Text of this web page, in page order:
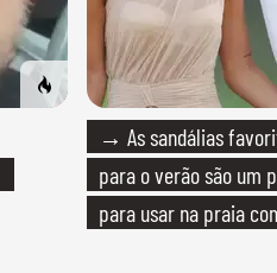
→ As sandálias
para o verão são um
para usar na praia